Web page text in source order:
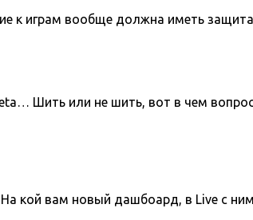
к играм вообще должна иметь
Шить или не шить, вот в чем
кой вам новый дашбоард, в Live с